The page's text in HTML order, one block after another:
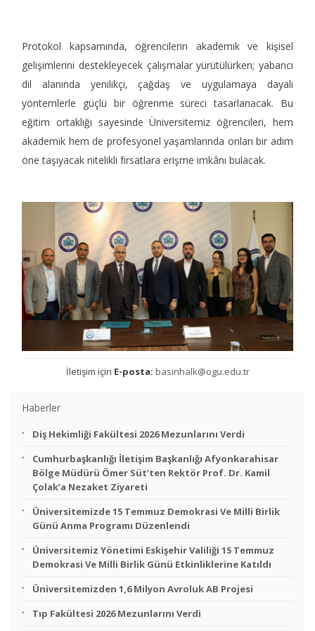
Protokol kapsamında, öğrencilerin akademik ve kişisel
gelişimlerini destekleyecek çalışmalar yürütülürken; yabancı
dil alanında yenilikçi, çağdaş ve uygulamaya dayalı
yöntemlerle güçlü bir öğrenme süreci tasarlanacak. Bu
eğitim ortaklığı sayesinde Üniversitemiz öğrencileri, hem
akademik hem de profesyonel yaşamlarında onları bir adım
öne taşıyacak nitelikli fırsatlara erişme imkânı bulacak.
İletişim için E-posta: basinhalk@ogu.edu.tr
Haberler
Diş Hekimliği Fakültesi 2026 Mezunlarını Verdi
Cumhurbaşkanlığı İletişim Başkanlığı Afyonkarahisar
Bölge Müdürü Ömer Süt’ten Rektör Prof. Dr. Kamil
Çolak’a Nezaket Ziyareti
Üniversitemizde 15 Temmuz Demokrasi Ve Milli Birlik
Günü Anma Programı Düzenlendi
Üniversitemiz Yönetimi Eskişehir Valiliği 15 Temmuz
Demokrasi Ve Milli Birlik Günü Etkinliklerine Katıldı
Üniversitemizden 1,6 Milyon Avroluk AB Projesi
Tıp Fakültesi 2026 Mezunlarını Verdi